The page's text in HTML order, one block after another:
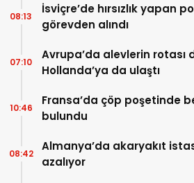
İsviçre’de hırsızlık yapan
görevden alındı
08:13
Avrupa’da alevlerin rotası
Hollanda’ya da ulaştı
07:10
Fransa’da çöp poşetinde
bulundu
10:46
Almanya’da akaryakıt
azalıyor
08:42